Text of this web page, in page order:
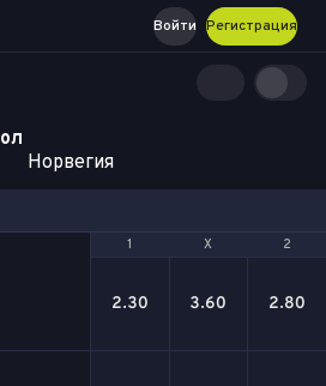
Регистрация
Войти
Норвегия
1 Х 2
1 Х 2
2.30 3.60 2.80